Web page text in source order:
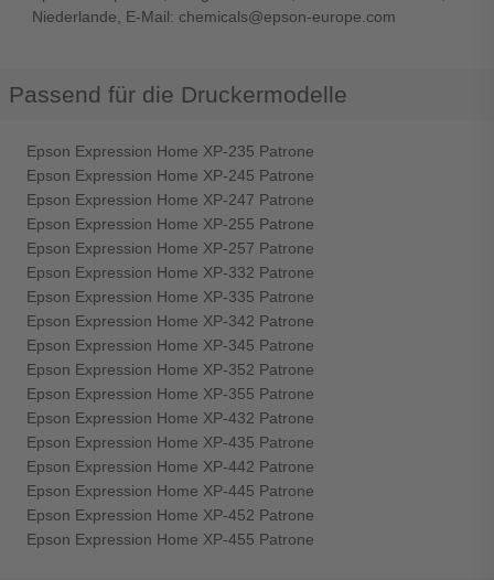
Niederlande, E-Mail: chemicals@epson-europe.com
Passend für die Druckermodelle
Epson Expression Home XP-235 Patrone
Epson Expression Home XP-245 Patrone
Epson Expression Home XP-247 Patrone
Epson Expression Home XP-255 Patrone
Epson Expression Home XP-257 Patrone
Epson Expression Home XP-332 Patrone
Epson Expression Home XP-335 Patrone
Epson Expression Home XP-342 Patrone
Epson Expression Home XP-345 Patrone
Epson Expression Home XP-352 Patrone
Epson Expression Home XP-355 Patrone
Epson Expression Home XP-432 Patrone
Epson Expression Home XP-435 Patrone
Epson Expression Home XP-442 Patrone
Epson Expression Home XP-445 Patrone
Epson Expression Home XP-452 Patrone
Epson Expression Home XP-455 Patrone